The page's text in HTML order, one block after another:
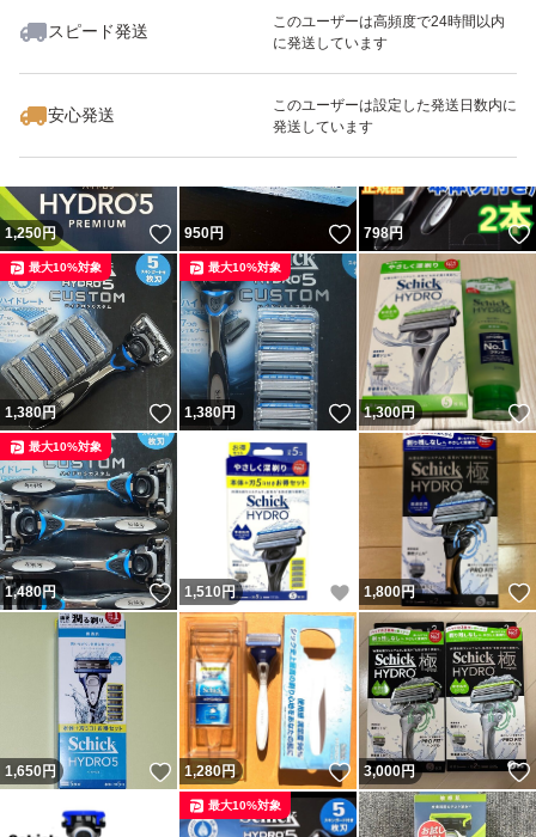
スピード発送
このユーザーは高頻度で24時間以内
に発送しています
安心発送
このユーザーは設定した発送日数内に
発送しています
いいね！
1,250
1,250円 いいね！
950円 いいね！
798円
1,380円 いいね！
最大10%対象
1,380円 いいね！
最大10%対象
1,300円
1,480円 いいね！
最大10%対象
1,510 円 いいね！
1,800円
1,650円 いいね！
1,280円 いいね！
3,000円
最大10%対象